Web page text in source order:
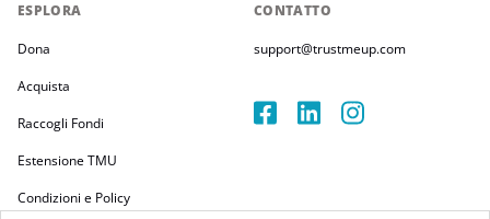
ESPLORA
Dona
Acquista
Raccogli Fondi
Estensione TMU
Condizioni e Policy
CONTATTO
support@trustmeup.com